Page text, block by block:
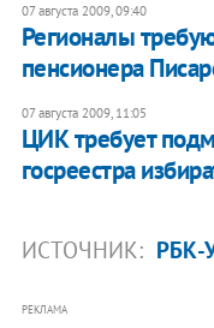
07 августа 2009, 09:40
Регионалы
пенсионера
07 августа 2009, 11:05
ЦИК требует
госреестра
ИСТОЧНИК: РБК-
РЕКЛАМА